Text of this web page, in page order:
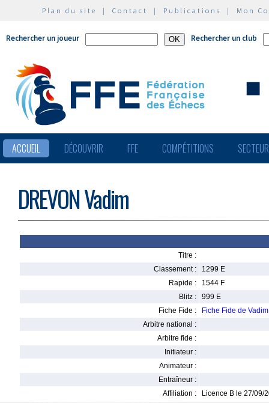
Plan du site | Contact | Publications | Mon
Rechercher un joueur Rechercher un club
ACCUEIL DÉCOUVRIR FFE COMPÉTITIONS
DREVON Vadim
Titre :
Classement :
1299 E
Rapide :
1544 F
Blitz :
999 E
Fiche Fide :
Fiche Fide de
Arbitre national :
Arbitre fide :
Initiateur :
Animateur :
Entraîneur :
Affiliation :
Licence B le 27/09/